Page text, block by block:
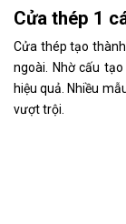
Cửa thép 1
Cửa thép tạo
ngoài. Nhờ cấu
hiệu quả. Nhiều
vượt trội.